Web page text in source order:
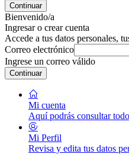
Continuar
Bienvenido/a
Ingresar o crear cuenta
Accede a tus datos personales,
Correo electrónico
Ingrese un correo válido
Continuar
Mi cuenta
Aquí podrás consultar
Mi Perfil
Revisa y edita tus datos